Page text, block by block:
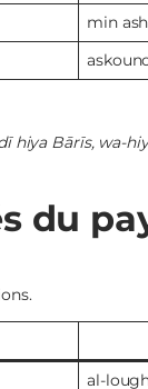
min
hiya Bārīs, wa-
du
al-